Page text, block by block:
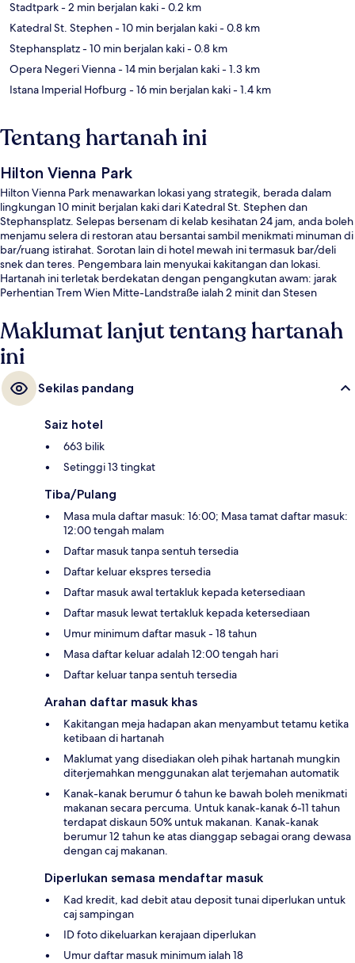
Stadtpark- 2 min berjalan kaki- 0.2 km
Katedral St. Stephen- 10 min berjalan kaki- 0.8 km
Stephansplatz- 10 min berjalan kaki- 0.8 km
Opera Negeri Vienna- 14 min berjalan kaki- 1.3 km
Istana Imperial Hofburg - 16 min berjalan kaki- 1.4 km
Tentang hartanah ini
Hilton Vienna Park
Hilton Vienna Park menawarkan lokasi yang strategik, berada dalam
lingkungan 10 minit berjalan kaki dari Katedral St. Stephen dan
Stephansplatz. Selepas bersenam di kelab kesihatan 24 jam, anda boleh
menjamu selera di restoran atau bersantai sambil menikmati minuman di
bar/ruang istirahat. Sorotan lain di hotel mewah ini termasuk bar/deli
snek dan teres. Pengembara lain menyukai kakitangan dan lokasi.
Hartanah ini terletak berdekatan dengan pengangkutan awam: jarak
Perhentian Trem Wien Mitte-Landstraße ialah 2 minit dan Stesen
Maklumat lanjut tentang hartanah
ini
Sekilas pandang
Saiz hotel
663 bilik
Setinggi 13 tingkat
Tiba/Pulang
Masa mula daftar masuk: 16:00; Masa tamat daftar masuk:
12:00 tengah malam
Daftar masuk tanpa sentuh tersedia
Daftar keluar ekspres tersedia
Daftar masuk awal tertakluk kepada ketersediaan
Daftar masuk lewat tertakluk kepada ketersediaan
Umur minimum daftar masuk - 18 tahun
Masa daftar keluar adalah 12:00 tengah hari
Daftar keluar tanpa sentuh tersedia
Arahan daftar masuk khas
Kakitangan meja hadapan akan menyambut tetamu ketika
ketibaan di hartanah
Maklumat yang disediakan oleh pihak hartanah mungkin
diterjemahkan menggunakan alat terjemahan automatik
Kanak-kanak berumur 6 tahun ke bawah boleh menikmati
makanan secara percuma. Untuk kanak-kanak 6-11 tahun
terdapat diskaun 50% untuk makanan. Kanak-kanak
berumur 12 tahun ke atas dianggap sebagai orang dewasa
dengan caj makanan.
Diperlukan semasa mendaftar masuk
Kad kredit, kad debit atau deposit tunai diperlukan untuk
caj sampingan
ID foto dikeluarkan kerajaan diperlukan
Umur daftar masuk minimum ialah 18